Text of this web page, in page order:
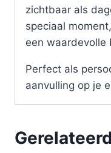
zichtbaar als
speciaal
een waardevolle
Perfect als
aanvulling op je